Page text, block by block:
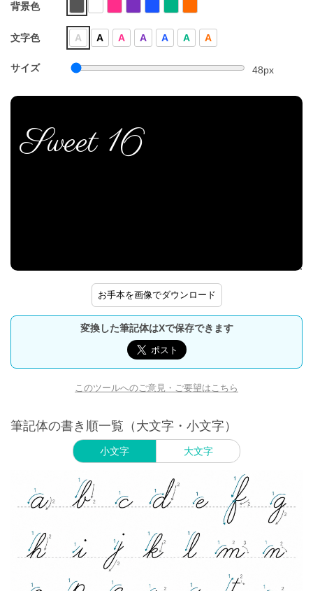
背景色
文字色 A A A A A A A
サイズ 48px
お手本を画像でダウンロード
変換した筆記体はXで保存できます
このツールへのご意見・ご要望はこちら
筆記体の書き順一覧（大文字・小文字）
小文字 大文字